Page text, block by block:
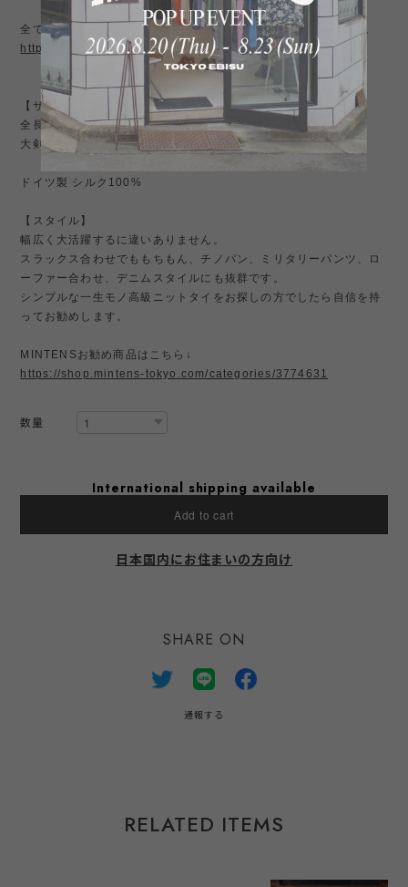
全てが1点もの、ジャケットやスラックスをご紹介しております。
https://shop.mintens-tokyo.com/categories/5266072
【サイズ】
全長140cm
大剣幅6cm
ドイツ製 シルク100%
【スタイル】
幅広く大活躍するに違いありません。
スラックス合わせでももちもん、チノパン、ミリタリーパンツ、ロ
ーファー合わせ、デニムスタイルにも抜群です。
シンプルな一生モノ高級ニットタイをお探しの方でしたら自信を持
ってお勧めします。
MINTENSお勧め商品はこちら↓
https://shop.mintens-tokyo.com/categories/3774631
数量
International shipping available
Add to cart
日本国内にお住まいの方向け
SHARE ON
通報する
RELATED ITEMS